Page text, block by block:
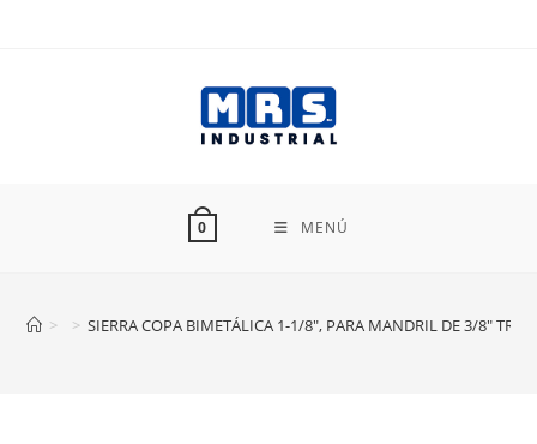
0 MENÚ
> > SIERRA COPA BIMETÁLICA 1-1/8″, PARA MANDRIL DE 3/8″